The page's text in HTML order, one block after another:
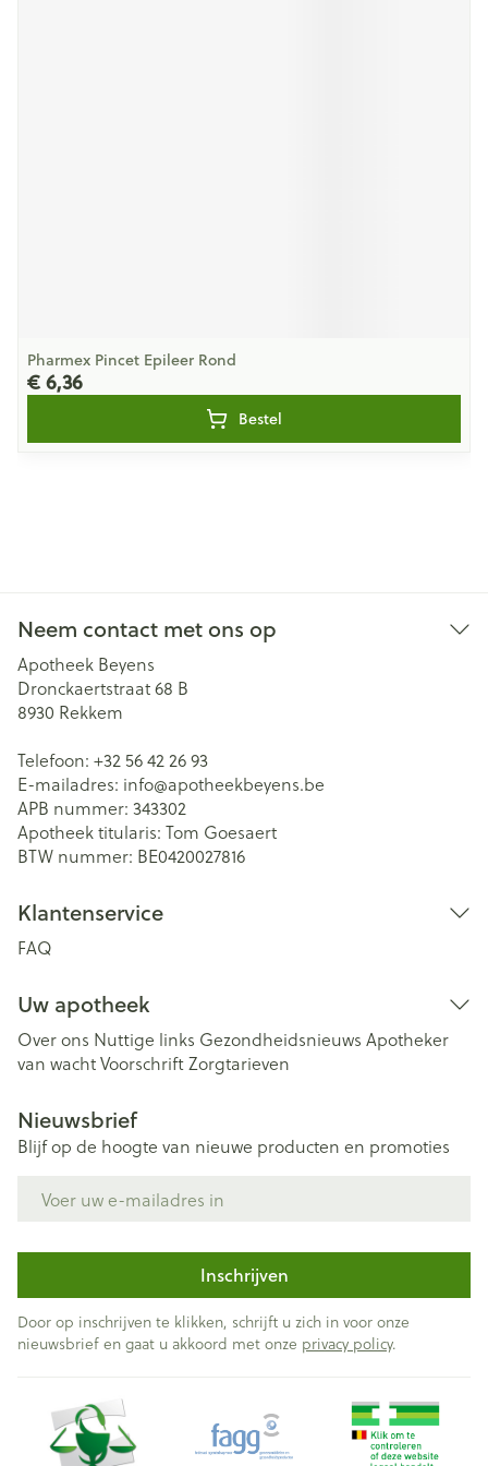
Pharmex Pincet Epileer Rond
€ 6,36
Bestel
Neem contact met ons op
Apotheek Beyens
Dronckaertstraat 68 B
8930 Rekkem
Telefoon: +32 56 42 26 93
E-mailadres: info@apotheekbeyens.be
APB nummer: 343302
Apotheek titularis: Tom Goesaert
BTW nummer: BE0420027816
Klantenservice
FAQ
Uw apotheek
Over ons Nuttige links Gezondheidsnieuws Apotheker
van wachtVoorschriftZorgtarieven
Nieuwsbrief
Blijf op de hoogte van nieuwe producten en promoties
Inschrijven
Door op inschrijven te klikken, schrijft u zich in voor onze
nieuwsbrief en gaat u akkoord met onze privacy policy.